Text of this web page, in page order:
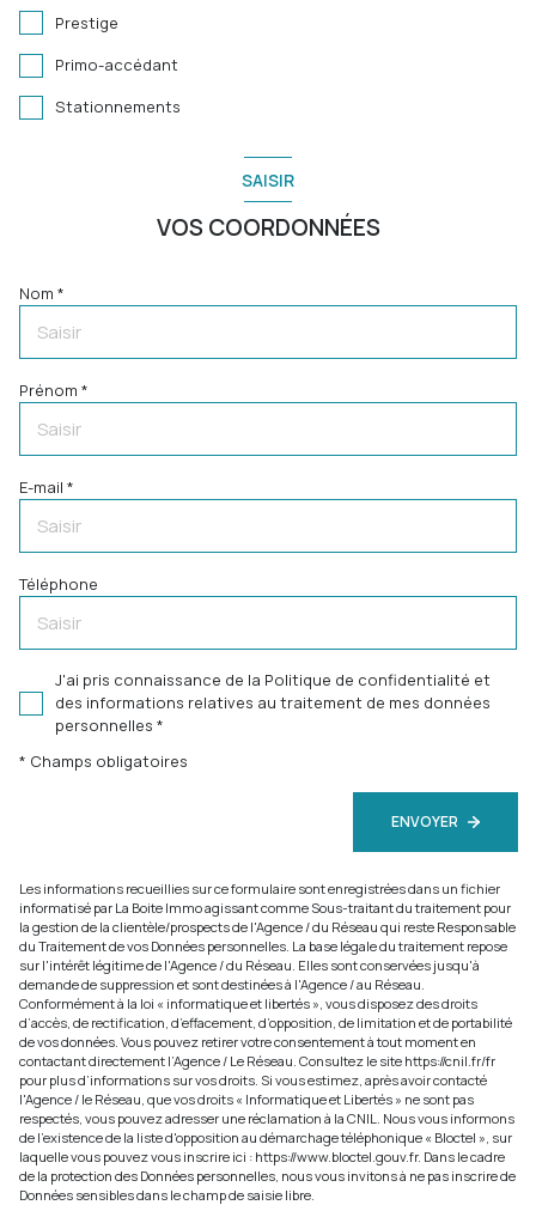
Prestige
Primo-accédant
Stationnements
SAISIR
VOS COORDONNÉES
Nom *
Prénom *
E-mail *
Téléphone
J'ai pris connaissance de la Politique de confidentialité et
des informations relatives au traitement de mes données
personnelles *
* Champs obligatoires
ENVOYER
Les informations recueillies sur ce formulaire sont enregistrées dans un fichier
informatisé par La Boite Immo agissant comme Sous-traitant du traitement pour
la gestion de la clientèle/prospects de l'Agence / du Réseau qui reste Responsable
du Traitement de vos Données personnelles. La base légale du traitement repose
sur l'intérêt légitime de l'Agence / du Réseau. Elles sont conservées jusqu'à
demande de suppression et sont destinées à l'Agence / au Réseau.
Conformément à la loi « informatique et libertés », vous disposez des droits
d’accès, de rectification, d’effacement, d’opposition, de limitation et de portabilité
de vos données. Vous pouvez retirer votre consentement à tout moment en
contactant directement l’Agence / Le Réseau. Consultez le site https://cnil.fr/fr
pour plus d’informations sur vos droits. Si vous estimez, après avoir contacté
l'Agence / le Réseau, que vos droits « Informatique et Libertés » ne sont pas
respectés, vous pouvez adresser une réclamation à la CNIL. Nous vous informons
de l’existence de la liste d'opposition au démarchage téléphonique « Bloctel », sur
laquelle vous pouvez vous inscrire ici : https://www.bloctel.gouv.fr. Dans le cadre
de la protection des Données personnelles, nous vous invitons à ne pas inscrire de
Données sensibles dans le champ de saisie libre.